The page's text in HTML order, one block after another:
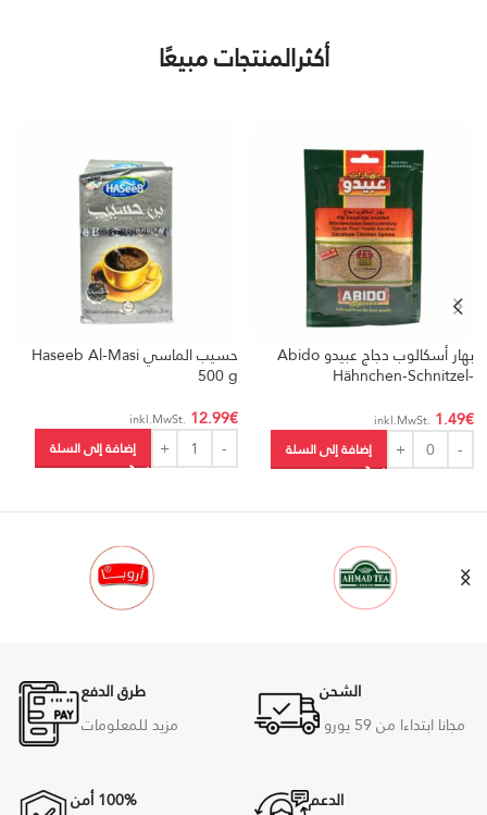
أكثرالمنتجات مبيعًا
بهار أسكالوب دجاج عبيدو Abido
Hähnchen-Schnitzel-
1.49€
.inkl.MwSt
إضافة إلى السلة
حسيب الماسي Haseeb Al-Masi
500 g
12.99€
.inkl.MwSt
إضافة إلى السلة
الشحن
مجانا ابتداءا من 59
يورو
طرق الدفع
مزيد للمعلومات
الدعم
100% أمن